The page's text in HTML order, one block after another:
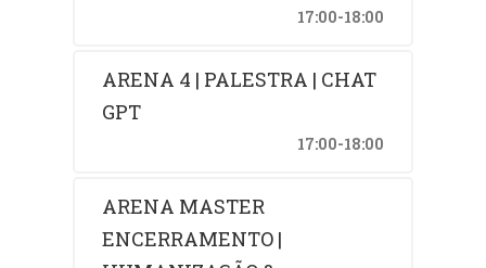
17:00-18:00
ARENA 4 | PALESTRA | CHAT
GPT
17:00-18:00
ARENA MASTER
ENCERRAMENTO |